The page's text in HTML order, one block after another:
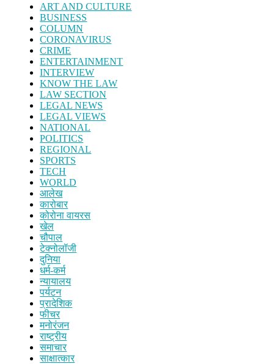
ART AND CULTURE
BUSINESS
COLUMN
CORONAVIRUS
CRIME
ENTERTAINMENT
INTERVIEW
KNOW THE LAW
LAW SECTION
LEGAL NEWS
LEGAL VIEWS
NATIONAL
POLITICS
REGIONAL
SPORTS
TECH
WORLD
आलेख
कारोबार
कोरोना वायरस
खेल
चौपाल
टेक्नोलॉजी
दुनिया
धर्म-कर्म
न्यायालय
पर्यटन
प्रादेशिक
फीचर
मनोरंजन
राष्ट्रीय
समाचार
साक्षात्कार